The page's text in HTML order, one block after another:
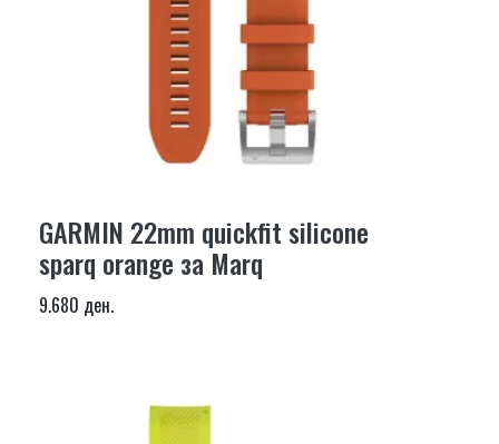
GARMIN 22mm quickfit silicone
sparq orange за Marq
9.680 ден.